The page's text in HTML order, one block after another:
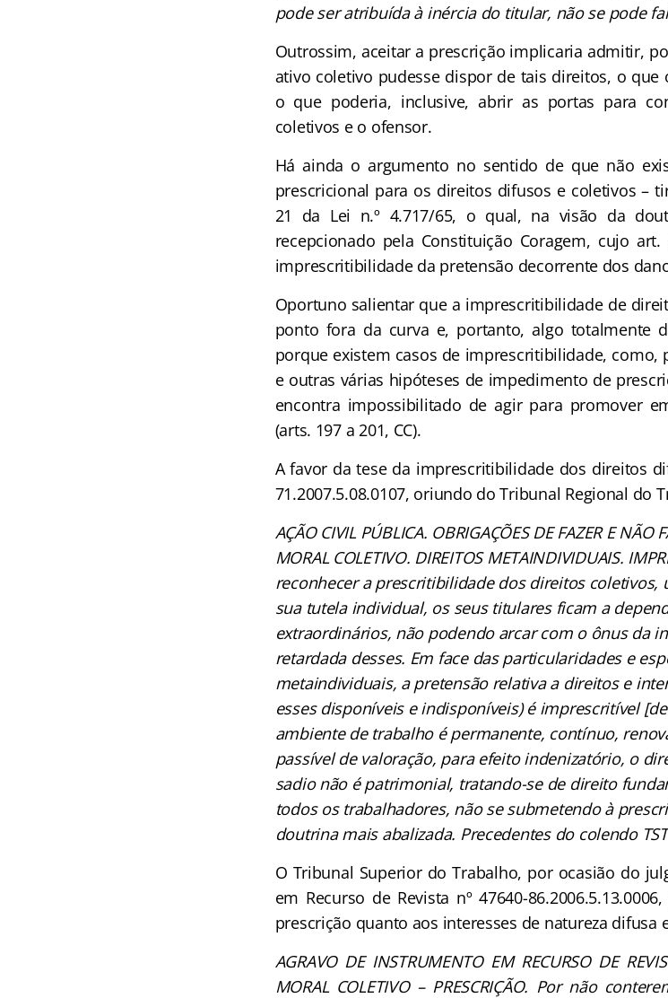
pode ser atribuída à inércia do titular, não se pode
Outrossim, aceitar a prescrição implicaria admitir,
ativo coletivo pudesse dispor de tais direitos, o
o que poderia, inclusive, abrir as portas para
coletivos e o ofensor.
Há ainda o argumento no sentido de que não
prescricional para os direitos difusos e coletivos –
21 da Lei n.º 4.717/65, o qual, na visão da
recepcionado pela Constituição Coragem, cujo
imprescritibilidade da pretensão decorrente dos
Oportuno salientar que a imprescritibilidade de
ponto fora da curva e, portanto, algo totalmente
porque existem casos de imprescritibilidade, como,
e outras várias hipóteses de impedimento de
encontra impossibilitado de agir para promover
(arts. 197 a 201, CC).
A favor da tese da imprescritibilidade dos direitos
71.2007.5.08.0107, oriundo do Tribunal Regional do
AÇÃO CIVIL PÚBLICA. OBRIGAÇÕES DE FAZER E NÃO
MORAL COLETIVO. DIREITOS METAINDIVIDUAIS.
reconhecer a prescritibilidade dos direitos coletivos,
sua tutela individual, os seus titulares ficam a
extraordinários, não podendo arcar com o ônus da
retardada desses. Em face das particularidades e
metaindividuais, a pretensão relativa a direitos e
esses disponíveis e indisponíveis) é imprescritível
ambiente de trabalho é permanente, contínuo,
passível de valoração, para efeito indenizatório, o
sadio não é patrimonial, tratando-se de direito
todos os trabalhadores, não se submetendo à
doutrina mais abalizada. Precedentes do colendo
O Tribunal Superior do Trabalho, por ocasião do
em Recurso de Revista nº 47640-
prescrição quanto aos interesses de natureza difusa
AGRAVO DE INSTRUMENTO EM RECURSO DE
MORAL COLETIVO – PRESCRIÇÃO. Por não